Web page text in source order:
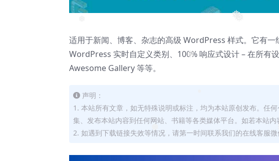
❅
适用于新闻、博客、杂志的高级 WordPress 样式。它有
WordPress 实时自定义类别、100% 响应式设计 – 在所有
Awesome Gallery 等等。
声明：
1. 本站所有文章，如无特殊说明或标注，均为本站原创发布。任
集、发布本站内容到任何网站、书籍等各类媒体平台。如若本站
2. 如遇到下载链接失效等情况，请第一时间联系我们的在线客服微